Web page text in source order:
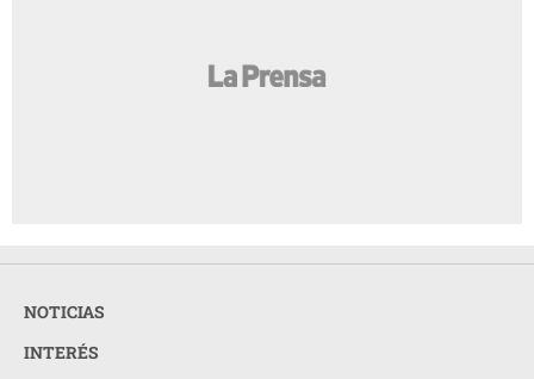
NOTICIAS
INTERÉS